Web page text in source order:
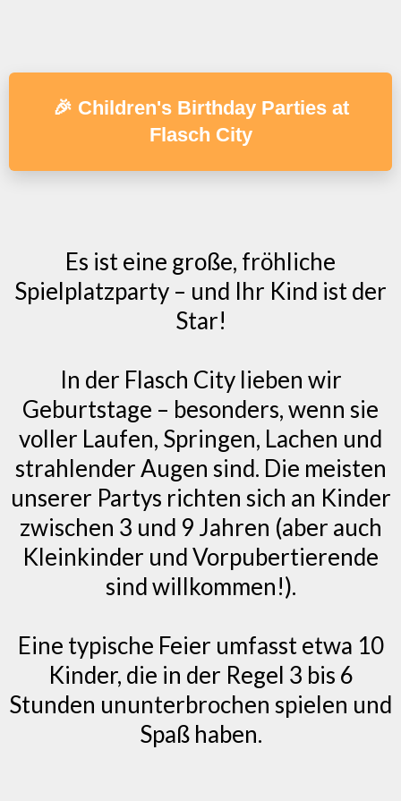
🎉 Children's Birthday Parties at
Flasch City
Es ist eine große, fröhliche
Spielplatzparty – und Ihr Kind ist der
Star!
In der Flasch City lieben wir
Geburtstage – besonders, wenn sie
voller Laufen, Springen, Lachen und
strahlender Augen sind. Die meisten
unserer Partys richten sich an Kinder
zwischen 3 und 9 Jahren (aber auch
Kleinkinder und Vorpubertierende
sind willkommen!).
Eine typische Feier umfasst etwa 10
Kinder, die in der Regel 3 bis 6
Stunden ununterbrochen spielen und
Spaß haben.